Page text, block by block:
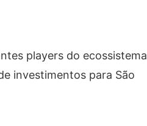
players do ecossistema
investimentos para São